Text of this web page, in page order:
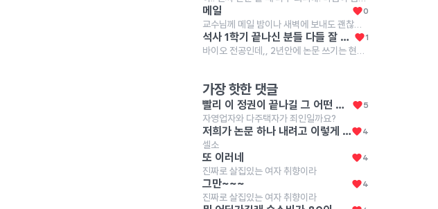
메일 0
석사 1학기 끝나신 분들 다들 잘 지내시나요.. 1
가장 핫한 댓글
빨리 이 정권이 끝나길 그 어떤 좌파가 잡아도 이러진 않았었음 이건 좌우를 떠나서 걍 인간 자체가 못된 거 5
자영업자와 다주택자가 죄인일까요?
저희가 논문 하나 내려고 이렇게 저렇게 측정하고 밤새고 하는데 사람 한명 얻으려면 더 큰 노력을 해야죠 다들 화이팅 4
셀소
또 이러네 4
진짜로 살집있는 여자 취향이라
그만~~~ 4
진짜로 살집있는 여자 취향이라